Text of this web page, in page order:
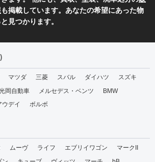
も掲載しています。あなたの希望にあった物
見つかります。
マツダ 三菱 スバル ダイハツ
スズキ
岡自動車 メルセデス・ベンツ
BMW
ウデイ ボルボ
ムーヴ ライフ エブリイワゴン
マークII